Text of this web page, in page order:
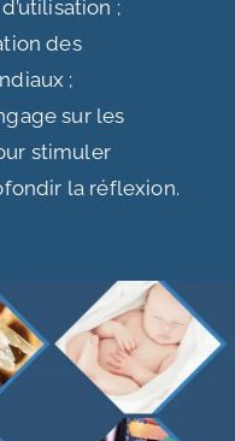
;
des
;
sur les
stimuler
la réflexion.